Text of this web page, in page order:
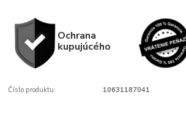
Ochrana
kupujúcého
Číslo produktu: 10631187041